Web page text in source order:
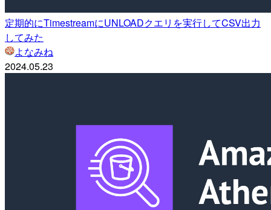
定期的にTimestreamにUNLOADクエリを実行してCSV出力
してみた
よなみね
2024.05.23